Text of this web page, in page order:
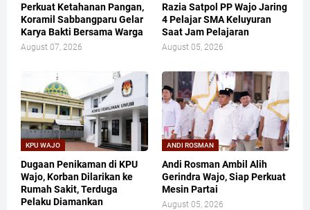
Perkuat Ketahanan Pangan,
Koramil Sabbangparu Gelar
Karya Bakti Bersama Warga
August 07, 2026
Razia Satpol PP Wajo Jaring
4 Pelajar SMA Keluyuran
Saat Jam Pelajaran
August 05, 2026
KPU WAJO
Dugaan Penikaman di KPU
Wajo, Korban Dilarikan ke
Rumah Sakit, Terduga
Pelaku Diamankan
ANDI ROSMAN
Andi Rosman Ambil Alih
Gerindra Wajo, Siap Perkuat
Mesin Partai
August 05, 2026